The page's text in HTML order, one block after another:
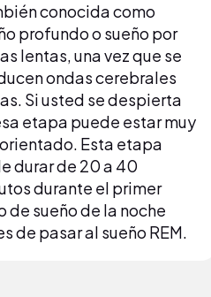
conocida como
profundo o sueño por
lentas, una vez que se
ondas cerebrales
Si usted se despierta
etapa puede estar muy
Esta etapa
durar de 20 a 40
durante el primer
de sueño de la noche
de pasar al sueño REM.